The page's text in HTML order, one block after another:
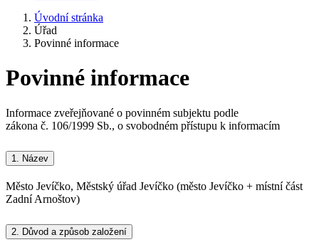
Úvodní stránka
Úřad
Povinné informace
Povinné informace
Informace zveřejňované o povinném subjektu podle
zákona č. 106/1999 Sb., o svobodném přístupu k informacím
1. Název
Město Jevíčko, Městský úřad Jevíčko (město Jevíčko + místní část
Zadní Arnoštov)
2. Důvod a způsob založení